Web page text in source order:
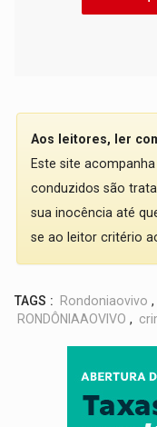
Aos leitores, ler
Este site
conduzidos são
sua inocência até
se ao leitor critério
TAGS : Rondoniaovivo ,
RONDÔNIAAOVIVO ,